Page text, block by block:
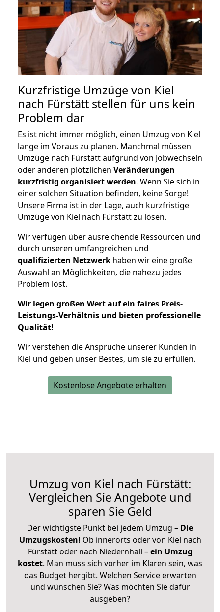
Kurzfristige Umzüge von Kiel
nach Fürstätt stellen für uns kein
Problem dar
Es ist nicht immer möglich, einen Umzug von Kiel
lange im Voraus zu planen. Manchmal müssen
Umzüge nach Fürstätt aufgrund von Jobwechseln
oder anderen plötzlichen Veränderungen
kurzfristig organisiert werden. Wenn Sie sich in
einer solchen Situation befinden, keine Sorge!
Unsere Firma ist in der Lage, auch kurzfristige
Umzüge von Kiel nach Fürstätt zu lösen.
Wir verfügen über ausreichende Ressourcen und
durch unseren umfangreichen und
qualifizierten Netzwerk haben wir eine große
Auswahl an Möglichkeiten, die nahezu jedes
Problem löst.
Wir legen großen Wert auf ein faires Preis-
Leistungs-Verhältnis und bieten professionelle
Qualität!
Wir verstehen die Ansprüche unserer Kunden in
Kiel und geben unser Bestes, um sie zu erfüllen.
Kostenlose Angebote erhalten
Umzug von Kiel nach Fürstätt:
Vergleichen Sie Angebote und
sparen Sie Geld
Der wichtigste Punkt bei jedem Umzug – Die
Umzugskosten! Ob innerorts oder von Kiel nach
Fürstätt oder nach Niedernhall –ein Umzug
kostet. Man muss sich vorher im Klaren sein, was
das Budget hergibt. Welchen Service erwarten
und wünschen Sie? Was möchten Sie dafür
ausgeben?